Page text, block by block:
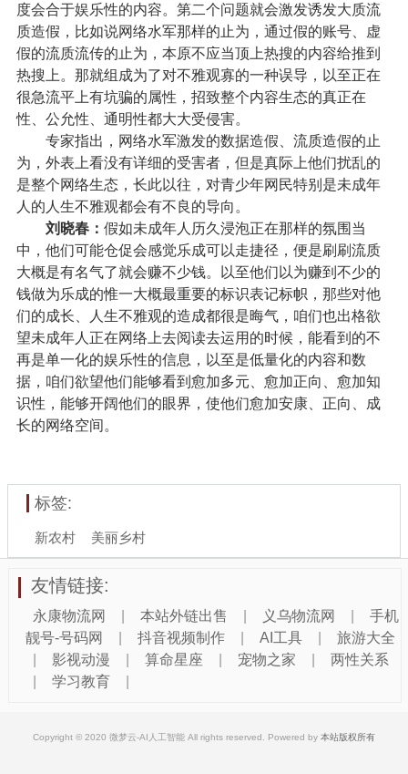
度会合于娱乐性的内容。第二个问题就会激发诱发大质流
质造假，比如说网络水军那样的止为，通过假的账号、虚
假的流质流传的止为，本原不应当顶上热搜的内容给推到
热搜上。那就组成为了对不雅观寡的一种误导，以至正在
很急流平上有坑骗的属性，招致整个内容生态的真正在
性、公允性、通明性都大大受侵害。
专家指出，网络水军激发的数据造假、流质造假的止
为，外表上看没有详细的受害者，但是真际上他们扰乱的
是整个网络生态，长此以往，对青少年网民特别是未成年
人的人生不雅观都会有不良的导向。
刘晓春： 假如未成年人历久浸泡正在那样的氛围当
中，他们可能仓促会感觉乐成可以走捷径，便是刷刷流质
大概是有名气了就会赚不少钱。以至他们以为赚到不少的
钱做为乐成的惟一大概最重要的标识表记标帜，那些对他
们的成长、人生不雅观的造成都很是晦气，咱们也出格欲
望未成年人正在网络上去阅读去运用的时候，能看到的不
再是单一化的娱乐性的信息，以至是低量化的内容和数
据，咱们欲望他们能够看到愈加多元、愈加正向、愈加知
识性，能够开阔他们的眼界，使他们愈加安康、正向、成
长的网络空间。
标签:
新农村 美丽乡村
友情链接:
永康物流网 本站外链出售 义乌物流网
手机
靓号-号码网
抖音视频制作 AI工具
旅游大全
影视动漫 算命星座 宠物之家
两性关系
学习教育
Copyright © 2020 微梦云-AI人工智能 All rights reserved. Powered by 本站版权所有